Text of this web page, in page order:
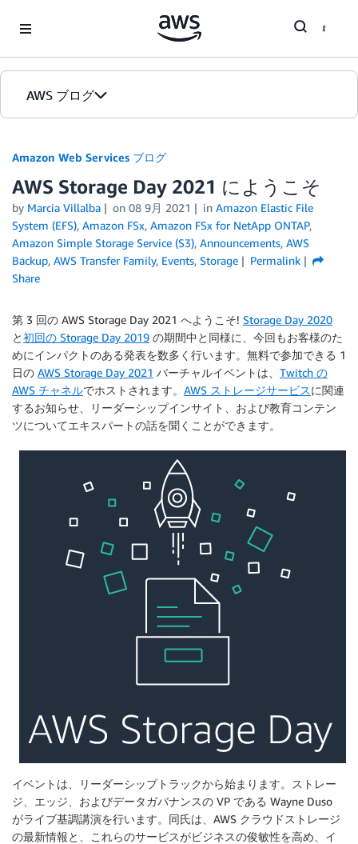
AWS ブログ
カテゴリ
エディション
Amazon Web Services ブログ
AWS Storage Day 2021 にようこそ
by Marcia Villalba on 08 9月 2021 in Amazon Elastic File
System (EFS), Amazon FSx, Amazon FSx for NetApp ONTAP,
Amazon Simple Storage Service (S3), Announcements, AWS
Backup, AWS Transfer Family, Events, Storage
Permalink
Share
第 3 回の AWS Storage Day 2021 へようこそ! Storage Day 2020
と初回の Storage Day 2019 の期間中と同様に、今回もお客様のた
めにインパクトのある発表を数多く行います。無料で参加できる 1
日の AWS Storage Day 2021 バーチャルイベントは、 Twitch の
AWS チャネルでホストされます。 AWS ストレージサービスに関連
するお知らせ、リーダーシップインサイト、および教育コンテン
ツについてエキスパートの話を聞くことができます。
イベントは、リーダーシップトラックから始まります。ストレー
ジ、エッジ、およびデータガバナンスの VP である Wayne Duso
がライブ基調講演を行います。同氏は、AWS クラウドストレージ
の最新情報と、これらのサービスがビジネスの俊敏性を高め、イ